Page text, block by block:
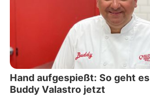
Hand aufgespießt: So geht
Buddy Valastro jetzt